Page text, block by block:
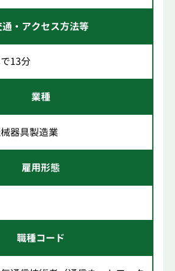
通・アクセス方法等
13分
業種
器具製造業
雇用形態
職種コード